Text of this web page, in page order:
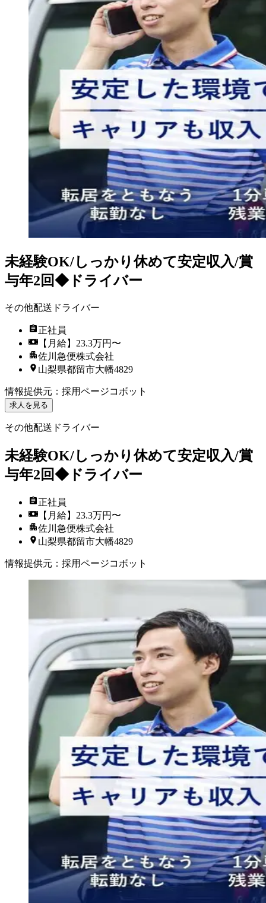
未経験OK/しっかり休めて安定収入/賞
与年2回◆ドライバー
その他配送ドライバー
正社員
【月給】23.3万円〜
佐川急便株式会社
山梨県都留市大幡4829
情報提供元 ： 採用ページコボット
求人を見る
その他配送ドライバー
未経験OK/しっかり休めて安定収入/賞
与年2回◆ドライバー
正社員
【月給】23.3万円〜
佐川急便株式会社
山梨県都留市大幡4829
情報提供元 ： 採用ページコボット